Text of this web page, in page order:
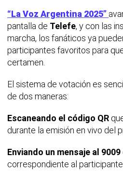
“La Voz Argentina 2025”
pantalla de Telefe, y con las
marcha, los fanáticos ya
participantes favoritos para
certamen.
El sistema de votación es
de dos maneras:
Escaneando el código QR
durante la emisión en vivo del
Enviando un mensaje al 9009
correspondiente al